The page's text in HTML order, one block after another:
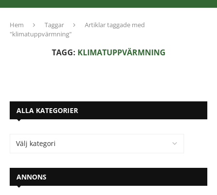
Hem Taggar
Artiklar taggade med
"klimatuppvärmning"
TAGG: KLIMATUPPVÄRMNING
ALLA KATEGORIER
ANNONS